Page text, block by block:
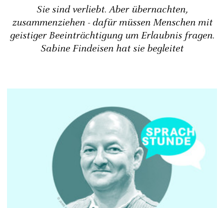
Sie sind verliebt. Aber übernachten,
zusammenziehen - dafür müssen Menschen mit
geistiger Beeinträchtigung um Erlaubnis fragen.
Sabine Findeisen hat sie begleitet